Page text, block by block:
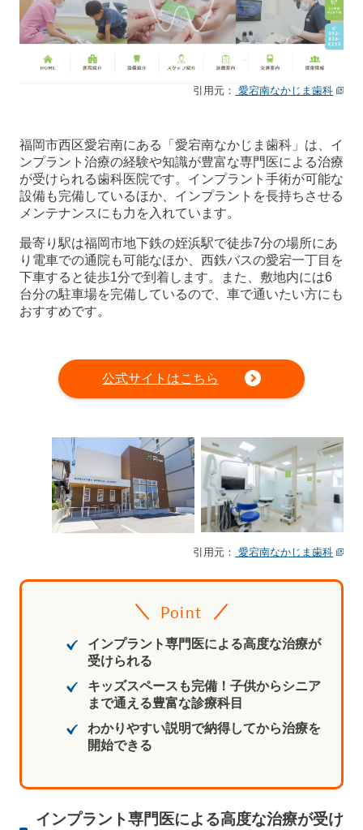
引用元： 愛宕南なかじま歯科
福岡市西区愛宕南にある「愛宕南なかじま歯科」は、イ
ンプラント治療の経験や知識が豊富な専門医による治療
が受けられる歯科医院です。インプラント手術が可能な
設備も完備しているほか、インプラントを長持ちさせる
メンテナンスにも力を入れています。
最寄り駅は福岡市地下鉄の姪浜駅で徒歩7分の場所にあ
り電車での通院も可能なほか、西鉄バスの愛宕一丁目を
下車すると徒歩1分で到着します。また、敷地内には6
台分の駐車場を完備しているので、車で通いたい方にも
おすすめです。
公式サイトはこちら
引用元： 愛宕南なかじま歯科
Point
インプラント専門医による高度な治療が
受けられる
キッズスペースも完備！子供からシニア
まで通える豊富な診療科目
わかりやすい説明で納得してから治療を
開始できる
インプラント専門医による高度な治療が受け